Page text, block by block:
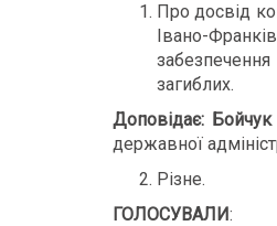
Про досвід
Івано-
загиблих.
Доповідає: Бойчук
державної
Різне.
ГОЛОСУВАЛИ: